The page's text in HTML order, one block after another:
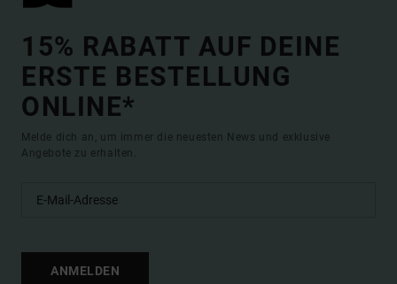
15% RABATT AUF DEINE
ERSTE BESTELLUNG
ONLINE*
Melde dich an, um immer die neuesten News und exklusive
Angebote zu erhalten.
ANMELDEN